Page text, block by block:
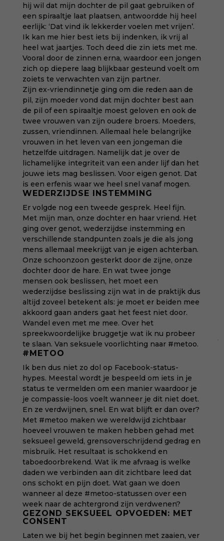
hij wil dat mijn dochter de pil gaat gebruiken of
een spiraaltje laat plaatsen, antwoordde hij heel
eerlijk: ‘Dat vind ik lekkerder voelen met vrijen’.
Ik kan me hier best iets bij indenken, ik vrij al
heel wat jaartjes. Toch deed die zin iets met me.
Vooral door de zinnen erna, waardoor een jongen
zich op diepere laag blijkbaar gesteund voelt om
zoiets te verwachten van zijn partner.
Zijn ex-vriendinnetje ging om die reden aan de
pil, zijn moeder vond dat mijn dochter best aan
de pil of een spiraaltje moest geloven en ook de
twee vrouwen van zijn oudere broers. Moeders,
zussen, vriendinnen. Allemaal hele belangrijke
vrouwen in het leven van een jongeman die
hetzelfde uitdragen. Namelijk dat je over de
lichamelijke integriteit van een ander lijf dan het
jouwe iets mag beslissen. Voor eigen genot. Dat
is een erfenis waar we heel snel vanaf mogen.
WEDERZIJDSE INSTEMMING
Er volgde nog een tweede gesprek. Heel fijn.
Met mijn man, onze dochter en haar vriend. Het
ging over genot, wederzijdse instemming en
verschillende standpunten zoals je die als jong
mens allemaal meekrijgt van je eigen achterban.
Onze schoonzoon gesterkt door de zijne, onze
dochter door de hare. En wat twee jonge
mensen ook beslissen, het moet een
wederzijdse beslissing zijn wat in de praktijk dus
altijd zoveel betekent als: je moet er beiden mee
akkoord gaan anders gaat het feest niet door.
Wandel even met me mee. Over het
spreekwoordelijke bruggetje wat ik nu probeer
te slaan. Van seksuele voorlichting naar #metoo.
#METOO
Ik ben dus niet zo dol op Facebook-status-
hypes. Meestal wordt je bespeeld om iets in je
status te vermelden om een manier waardoor je
je compassie-loos voelt wanneer je dit niet doet.
En ze verdwijnen, snel. En wat blijft er dan over?
Met #metoo maken we wereldwijd zichtbaar
hoeveel vrouwen te maken hebben gehad met
seksueel geweld, grensoverschrijdend gedrag en
misbruik. Het resultaat is schokkend en
taboedoorbrekend. Wat ik me afvraag is welke
daden we verbinden aan dit zichtbare leed dat
ons schokt en pijn doet. Wat gaan we doen
wanneer al deze #metoo-statussen over een
week naar de achtergrond zijn verdwenen?
GEZOND SEKSUEEL OPVOEDEN: MET
CONSENT
Laten we bij het begin beginnen met zaaien, ver